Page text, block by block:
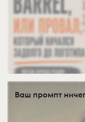
Ваш промпт